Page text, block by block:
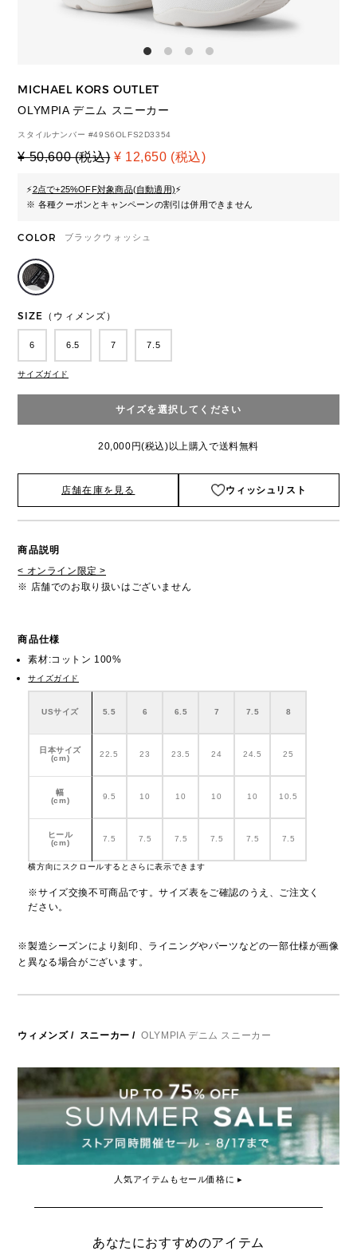
MICHAEL KORS OUTLET
OLYMPIA デニム スニーカー
スタイルナンバー #49S6OLFS2D3354
¥ 50,600 (税込) ¥ 12,650 (税込)
⚡2点で+25%OFF対象商品(自動適用)⚡
※ 各種クーポンとキャンペーンの割引は併用できません
COLOR ブラックウォッシュ
SIZE（ウィメンズ）
6 6.5 7 7.5
サイズガイド
サイズを選択してください
20,000円(税込)以上購入で送料無料
店舗在庫を見る ウィッシュリスト
商品説明
< オンライン限定 >
※ 店舗でのお取り扱いはございません
商品仕様
素材:コットン 100%
サイズガイド
USサイズ 5.5 6 6.5 7 7.5 8
日本サイズ
(cm)
22.5 23 23.5 24 24.5 25
幅
(cm)
9.5 10 10 10 10 10.5
ヒール
(cm)
7.5 7.5 7.5 7.5 7.5 7.5
横方向にスクロールするとさらに表示できます
※サイズ交換不可商品です。サイズ表をご確認のうえ、ご注文く
ださい。
※製造シーズンにより刻印、ライニングやパーツなどの一部仕様が画像
と異なる場合がございます。
ウィメンズ/ スニーカー / OLYMPIA デニム スニーカー
人気アイテムもセール価格に ▸
あなたにおすすめのアイテム